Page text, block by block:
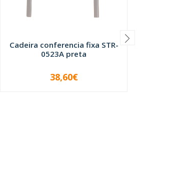
Cadeira conferencia fixa STR-
0523A preta
INDISPONÍVEL
38,60€